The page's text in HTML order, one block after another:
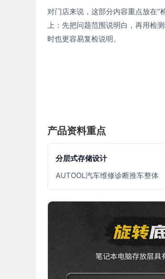
对门店来说，这部分内容重点放在“
上：先把问题范围说明白，再用检
时也更容易复检说明。
产品资料重点
分层式存储设计
AUTOOL汽车维修诊断推车整体